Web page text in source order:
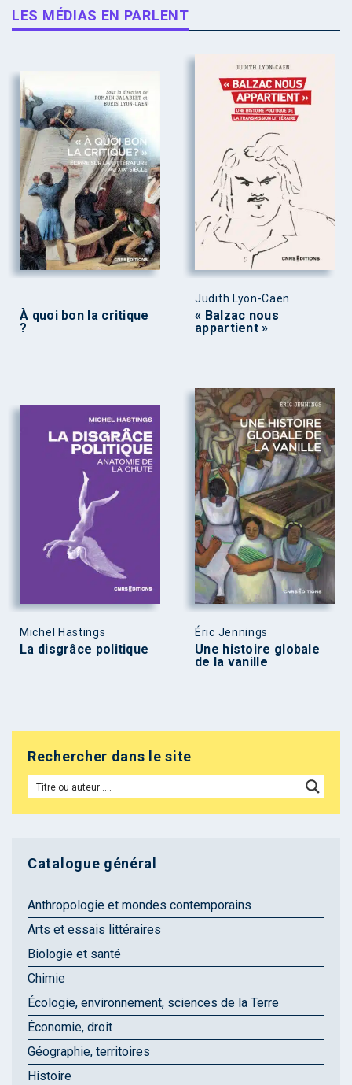
LES MÉDIAS EN PARLENT
À quoi bon la critique
?
Judith Lyon-Caen
« Balzac nous
appartient »
Michel Hastings
La disgrâce politique
Éric Jennings
Une histoire globale
de la vanille
Rechercher dans le site
Catalogue général
Anthropologie et mondes contemporains
Arts et essais littéraires
Biologie et santé
Chimie
Écologie, environnement, sciences de la Terre
Économie, droit
Géographie, territoires
Histoire